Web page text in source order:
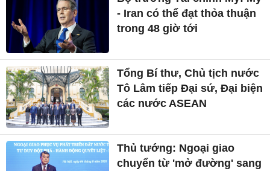
- Iran có thể đạt thỏa thuận
trong 48 giờ tới
Tổng Bí thư, Chủ tịch nước
Tô Lâm tiếp Đại sứ, Đại biện
các nước ASEAN
Thủ tướng: Ngoại giao
chuyển từ 'mở đường' sang